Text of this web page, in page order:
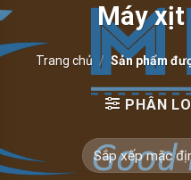
Máy xịt
Trang chủ / Sản phẩm
PHÂN